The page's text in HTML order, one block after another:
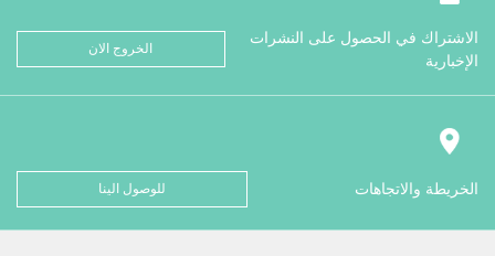
الاشتراك في الحصول على النشرات
الإخبارية
الخروج الان
الخريطة والاتجاهات للوصول الينا